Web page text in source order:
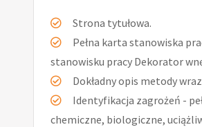
Strona tytułowa.
Pełna karta stanowiska
stanowisku pracy Dekorator
Dokładny opis metody
Identyfikacja zagrożeń -
chemiczne, biologiczne,